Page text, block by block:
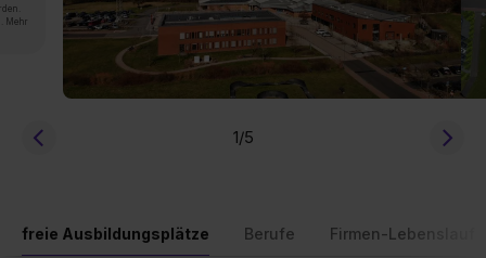
Mehr
1/5
freie Ausbildungsplätze Berufe Firmen-Lebenslauf